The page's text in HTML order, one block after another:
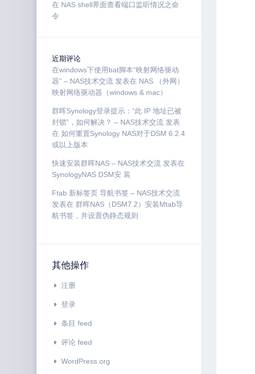
在 NAS shell界面查看端口监听情况之命
令
近期评论
在windows下使用bat脚本“映射网络驱动
器” – NAS技术交流发表在 NAS （外网）
映射网络驱动器（windows & mac）
群晖Synology登录提示：“此 IP 地址已被
封锁”，如何解决？ – NAS技术交流发表
在 如何重置Synology NAS对于DSM 6.2.4
或以上版本
快速安装群晖NAS – NAS技术交流发表在
SynologyNAS DSM安 装
Ftab 新标签页 导航书签 – NAS技术交流
发表在 群晖NAS（DSM7.2）安装Mtab导
航书签，并设置伪静态规则
其他操作
注册
登录
条目 feed
评论 feed
WordPress.org